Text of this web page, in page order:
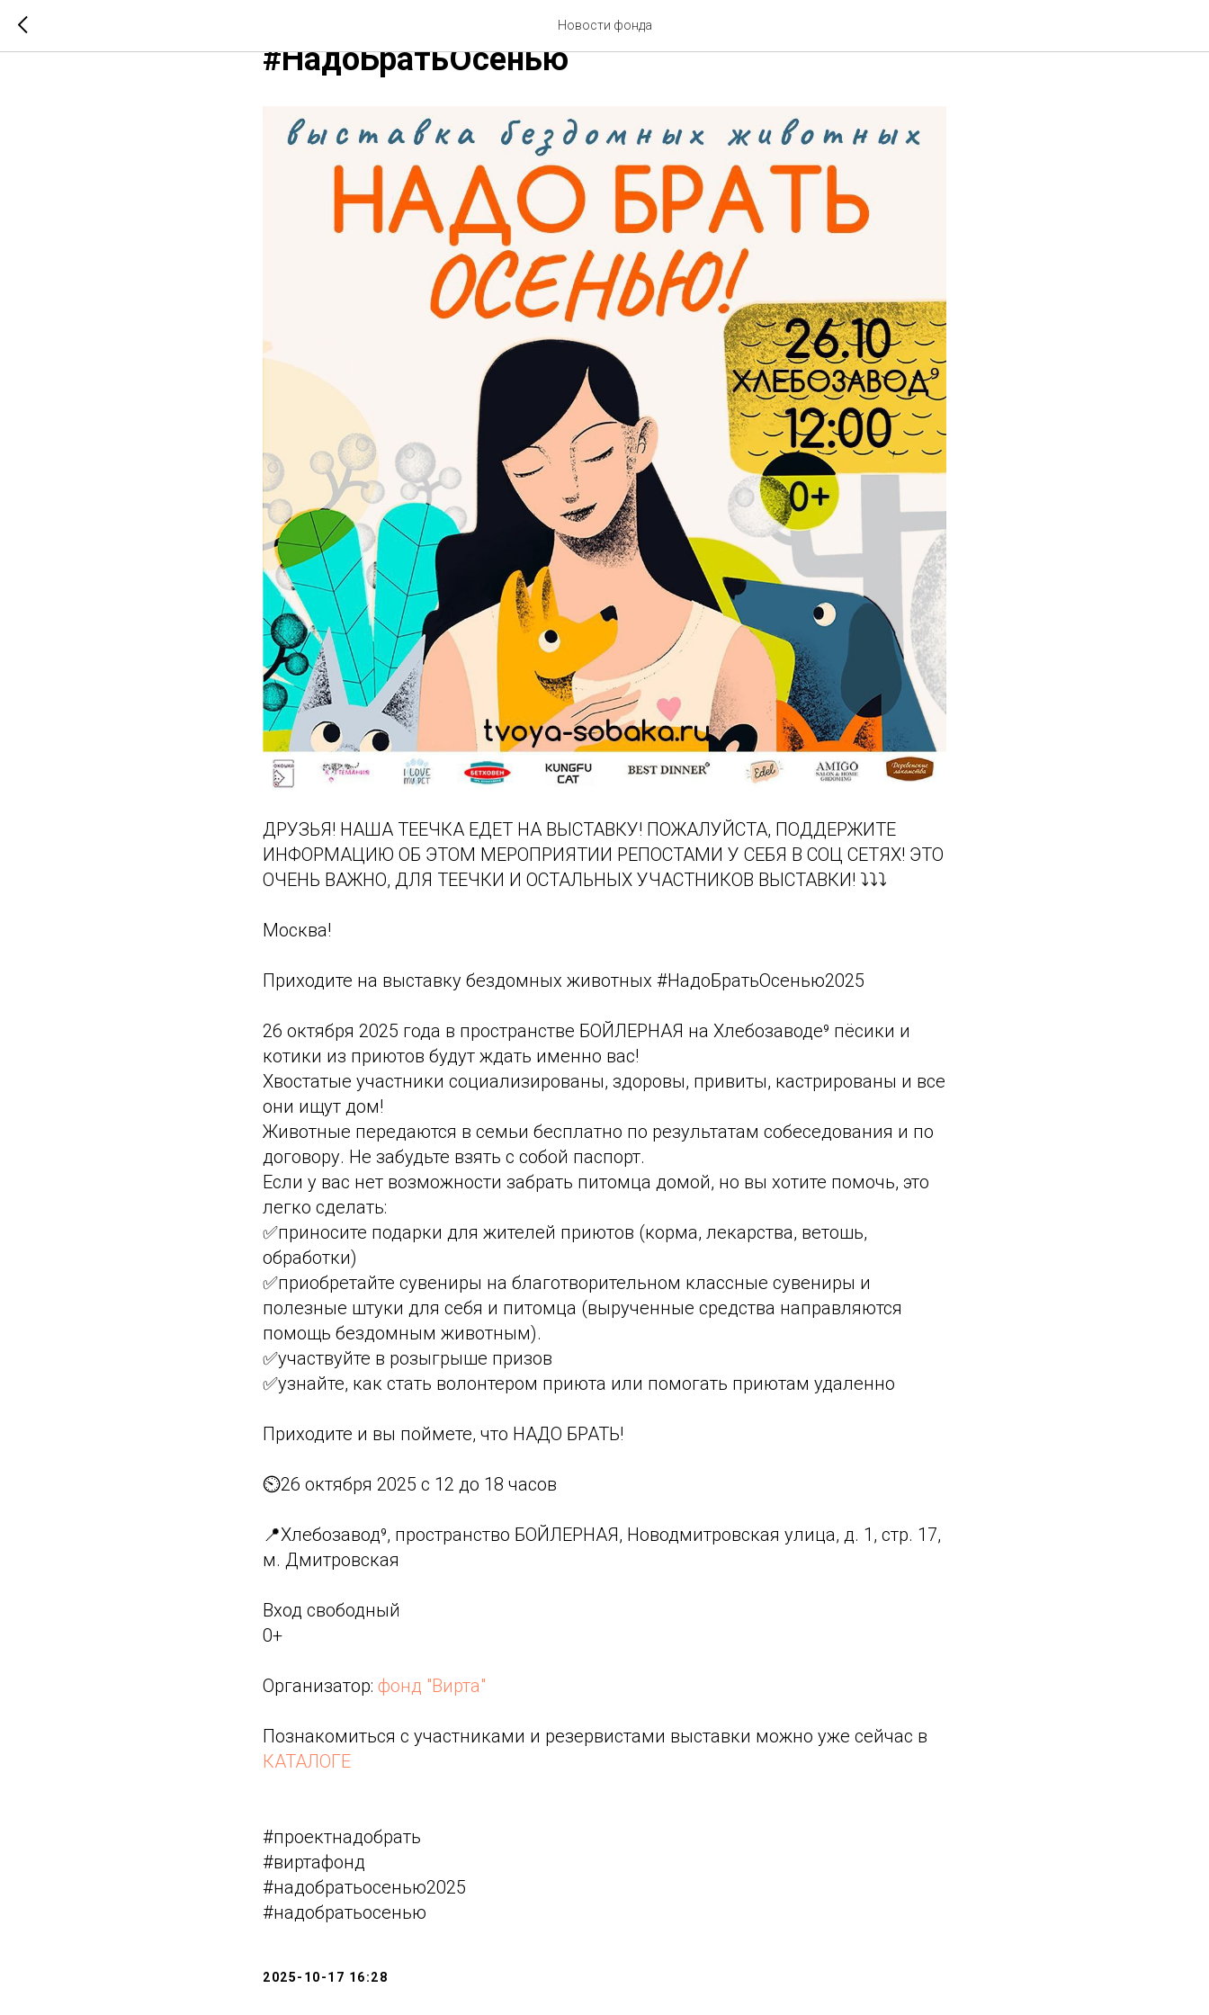
Новости фонда
Наша Тея едет на выставку
#НадоБратьОсенью
ДРУЗЬЯ! НАША ТЕЕЧКА ЕДЕТ НА ВЫСТАВКУ! ПОЖАЛУЙСТА, ПОДДЕРЖИТЕ
ИНФОРМАЦИЮ ОБ ЭТОМ МЕРОПРИЯТИИ РЕПОСТАМИ У СЕБЯ В СОЦ СЕТЯХ! ЭТО
ОЧЕНЬ ВАЖНО, ДЛЯ ТЕЕЧКИ И ОСТАЛЬНЫХ УЧАСТНИКОВ ВЫСТАВКИ! ⤵️⤵️⤵️
Москва!
Приходите на выставку бездомных животных #НадоБратьОсенью2025
26 октября 2025 года в пространстве БОЙЛЕРНАЯ на Хлебозаводе⁹ пёсики и
котики из приютов будут ждать именно вас!
Хвостатые участники социализированы, здоровы, привиты, кастрированы и все
они ищут дом!
Животные передаются в семьи бесплатно по результатам собеседования и по
договору. Не забудьте взять с собой паспорт.
Если у вас нет возможности забрать питомца домой, но вы хотите помочь, это
легко сделать:
✅приносите подарки для жителей приютов (корма, лекарства, ветошь,
обработки)
✅приобретайте сувениры на благотворительном классные сувениры и
полезные штуки для себя и питомца (вырученные средства направляются
помощь бездомным животным).
✅участвуйте в розыгрыше призов
✅узнайте, как стать волонтером приюта или помогать приютам удаленно
Приходите и вы поймете, что НАДО БРАТЬ!
⏲26 октября 2025 с 12 до 18 часов
📍Хлебозавод⁹, пространство БОЙЛЕРНАЯ, Новодмитровская улица, д. 1, стр. 17,
м. Дмитровская
Вход свободный
0+
Организатор: фонд "Вирта"
Познакомиться с участниками и резервистами выставки можно уже сейчас в
КАТАЛОГЕ
#проектнадобрать
#виртафонд
#надобратьосенью2025
#надобратьосенью
2025-10-17 16:28